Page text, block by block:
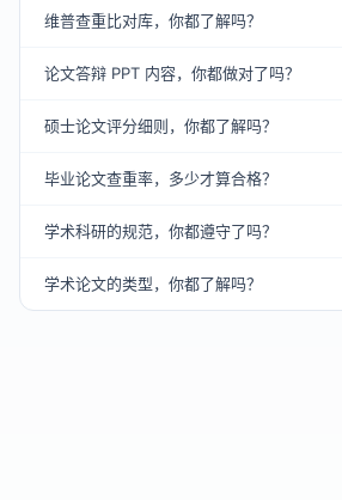
维普查重比对库，你都了解吗？
论文答辩 PPT 内容，你都做对了吗？
硕士论文评分细则，你都了解吗？
毕业论文查重率，多少才算合格？
学术科研的规范，你都遵守了吗？
学术论文的类型，你都了解吗？